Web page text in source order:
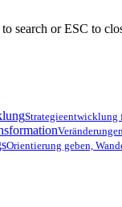
search or ESC to
Strategieentwicklung
Orientierung geben,